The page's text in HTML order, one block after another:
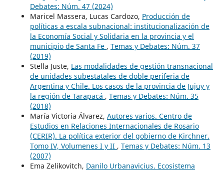
Debates: Núm. 47 (2024)
Maricel Massera, Lucas Cardozo, Producción de
políticas a escala subnacional: institucionalización de
la Economía Social y Solidaria en la provincia y el
municipio de Santa Fe , Temas y Debates: Núm. 37
(2019)
Stella Juste, Las modalidades de gestión transnacional
de unidades subestatales de doble periferia de
Argentina y Chile. Los casos de la provincia de Jujuy y
la región de Tarapacá , Temas y Debates: Núm. 35
(2018)
María Victoria Álvarez, Autores varios. Centro de
Estudios en Relaciones Internacionales de Rosario
(CERIR). La política exterior del gobierno de Kirchner.
Tomo IV, Volumenes I y II , Temas y Debates: Núm. 13
(2007)
Ema Zelikovitch, Danilo Urbanavicius. Ecosistema